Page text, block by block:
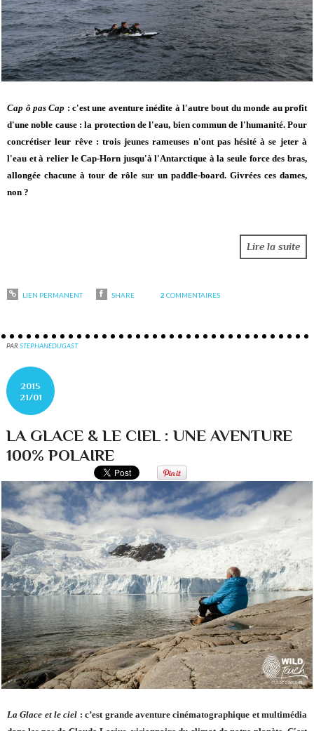
Cap ô pas Cap : c'est une aventure inédite à l'autrebout du monde au profit
d'une noble cause :la protection de l'eau, bien commun de l'humanité. Pour
concrétiser leur rêve : trois jeunes rameuses n'ont pas hésité à se jeter à
l'eau et à relier le Cap-Horn jusqu'à l'Antarctique à la seule force des bras,
allongée chacune à tour de rôle sur un paddle-board. Givrées ces dames,
non ?
Lire la suite
LIEN PERMANENT SHARE 2 COMMENTAIRES
PARSTEPHANEDUGAST
2015
21/01
LA GLACE & LE CIEL : UNE AVENTURE
100% POLAIRE
La Glace et le ciel : c’est grande aventure cinématographique et multimédia